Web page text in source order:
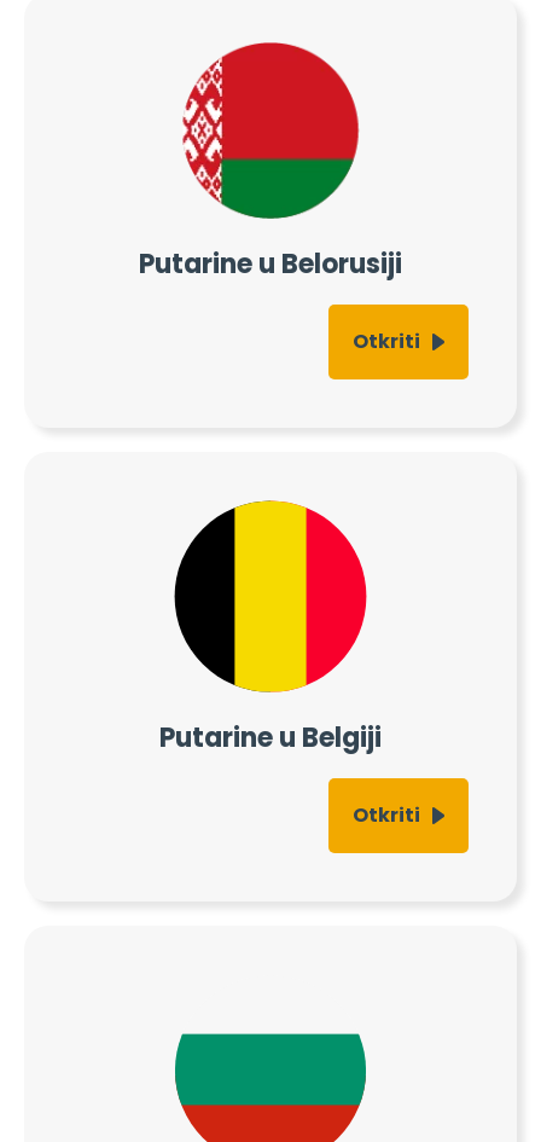
Po zemljama
naplatne mreže
Imamo pravo rešenje za naplatu putarine za
vaše odredište u 28 zemalja.
Putarine u Belorusiji
Otkriti
Putarine u Belgiji
Otkriti